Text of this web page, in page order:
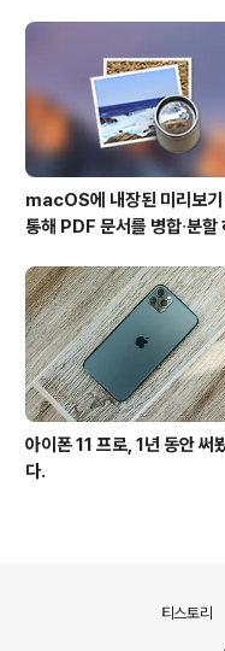
macOS에 내장된 미리보기
통해 PDF 문서를 병합∙분할
아이폰 11 프로, 1년 동안 써
다.
티스토리